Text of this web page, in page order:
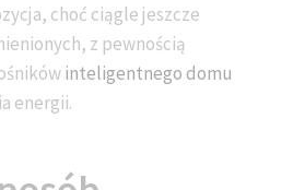
choć ciągle jeszcze
z pewnością
inteligentnego domu
energii.